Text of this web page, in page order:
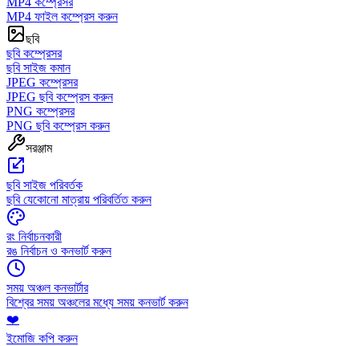
MP4 ফাইল কম্প্রেস করুন
ছবি
ছবি কম্প্রেসর
ছবি সাইজ কমান
JPEG কম্প্রেসর
JPEG ছবি কম্প্রেস করুন
PNG কম্প্রেসর
PNG ছবি কম্প্রেস করুন
সরঞ্জাম
ছবি সাইজ পরিবর্তক
ছবি যেকোনো মাত্রায় পরিবর্তিত করুন
রং নির্বাচনকারী
রঙ নির্বাচন ও কনভার্ট করুন
সময় অঞ্চল কনভার্টার
বিশ্বের সময় অঞ্চলের মধ্যে সময় কনভার্ট করুন
❤️
ইমোজি কপি করুন